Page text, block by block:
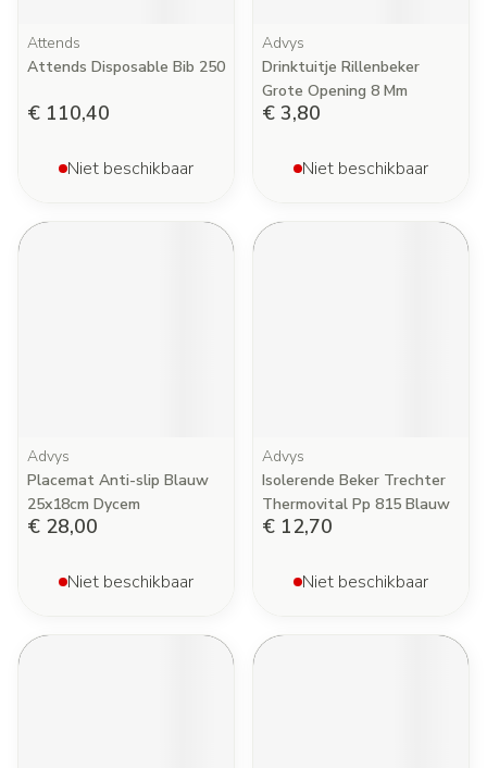
Attends
Attends Disposable Bib 250
€ 110,40
Niet beschikbaar
Advys
Drinktuitje Rillenbeker
Grote Opening 8 Mm
€ 3,80
Niet beschikbaar
Advys
Placemat Anti-slip Blauw
25x18cm Dycem
€ 28,00
Niet beschikbaar
Advys
Isolerende Beker Trechter
Thermovital Pp 815 Blauw
€ 12,70
Niet beschikbaar